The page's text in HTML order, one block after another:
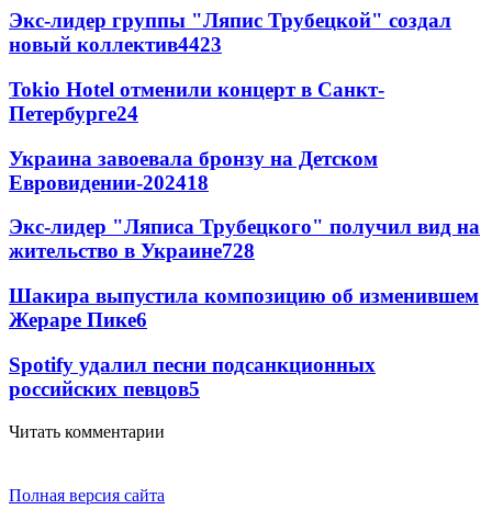
Экс-лидер группы "Ляпис Трубецкой" создал
новый коллектив4423
Tokio Hotel отменили концерт в Санкт-
Петербурге24
Украина завоевала бронзу на Детском
Евровидении-202418
Экс-лидер "Ляписа Трубецкого" получил вид на
жительство в Украине728
Шакира выпустила композицию об изменившем
Жераре Пике6
Spotify удалил песни подсанкционных
российских певцов5
Читать комментарии
Полная версия сайта